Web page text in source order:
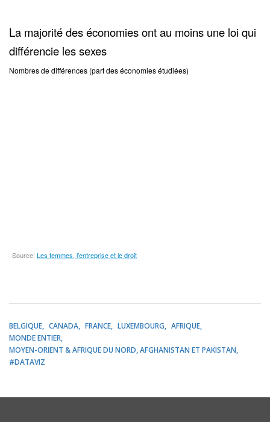
BELGIQUE CANADA FRANCE LUXEMBOURG
AFRIQUE
MONDE ENTIER
MOYEN-ORIENT & AFRIQUE DU NORD, AFGHANISTAN ET PAKISTAN
#DATAVIZ